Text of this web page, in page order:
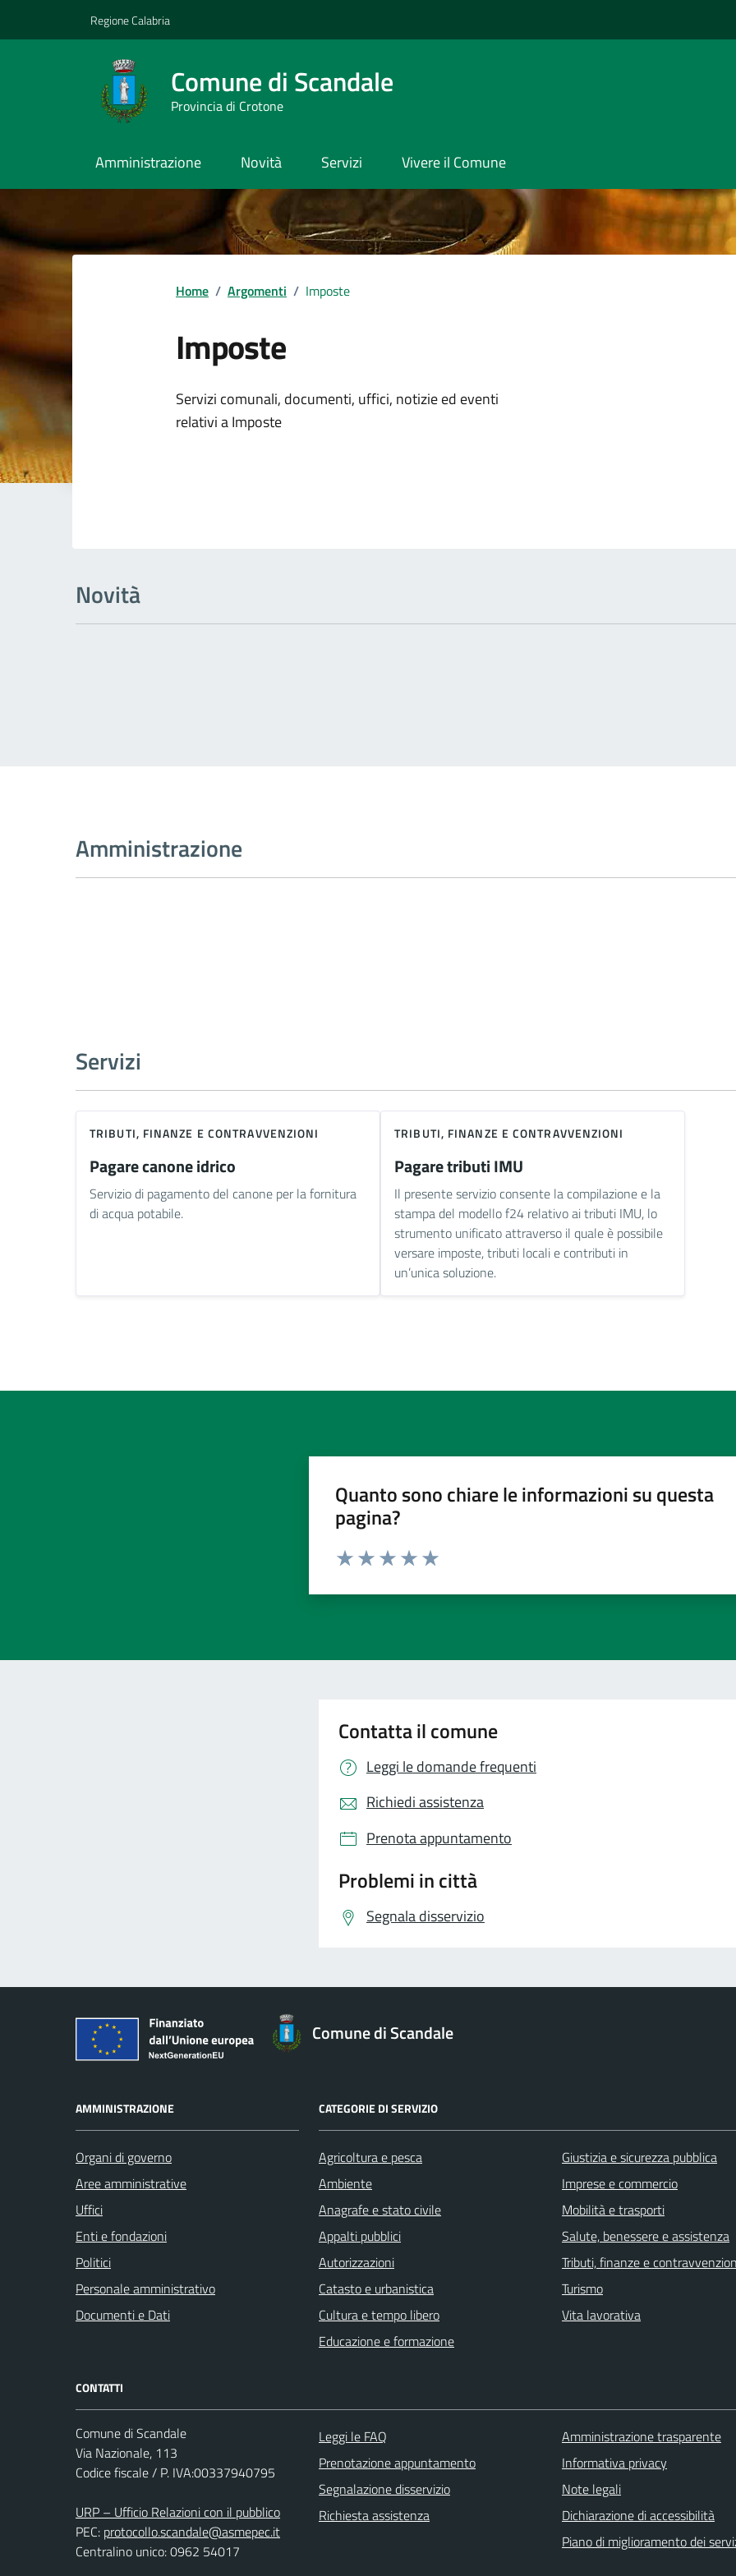
Regione Calabria
Comune di Scandale
Provincia di Crotone
Amministrazione Novità Servizi Vivere il Comune
Home / Argomenti / Imposte
Imposte
Dettagli dell'argomento
Servizi comunali, documenti, uffici, notizie ed eventi
relativi a Imposte
Novità
Amministrazione
Servizi
TRIBUTI, FINANZE E CONTRAVVENZIONI
Pagare canone idrico
Servizio di pagamento del canone per la fornitura
di acqua potabile.
TRIBUTI, FINANZE E CONTRAVVENZIONI
Pagare tributi IMU
Il presente servizio consente la compilazione e la
stampa del modello f24 relativo ai tributi IMU, lo
strumento unificato attraverso il quale è possibile
versare imposte, tributi locali e contributi in
un’unica soluzione.
Quanto sono chiare le informazioni su questa
pagina?
Contatta il comune
Leggi le domande frequenti
Richiedi assistenza
Prenota appuntamento
Problemi in città
Segnala disservizio
Comune di Scandale
AMMINISTRAZIONE
Organi di governo
Aree amministrative
Uffici
Enti e fondazioni
Politici
Personale amministrativo
Documenti e Dati
CATEGORIE DI SERVIZIO
Agricoltura e pesca
Ambiente
Anagrafe e stato civile
Appalti pubblici
Autorizzazioni
Catasto e urbanistica
Cultura e tempo libero
Educazione e formazione
Giustizia e sicurezza pubblica
Imprese e commercio
Mobilità e trasporti
Salute, benessere e assistenza
Tributi, finanze e
Turismo
Vita lavorativa
CONTATTI
Comune di Scandale
Via Nazionale, 113
Codice fiscale / P. IVA:00337940795
URP – Ufficio Relazioni con il pubblico
PEC: protocollo.scandale@asmepec.it
Centralino unico: 0962 54017
Leggi le FAQ
Prenotazione appuntamento
Segnalazione disservizio
Richiesta assistenza
Amministrazione trasparente
Informativa privacy
Note legali
Dichiarazione di accessibilità
Piano di miglioramento dei